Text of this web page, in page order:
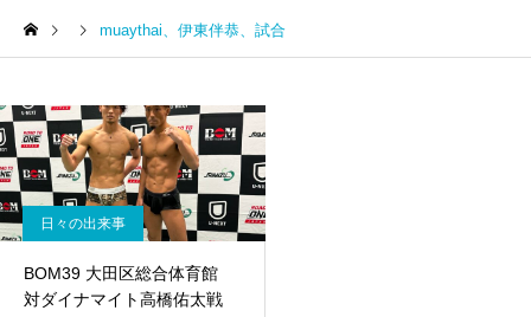
キックボクシングで本当に
が消費カロリーと週の回数
で答えます
muaythai、伊東伴恭、試合
日々の出来事
BOM39 大田区総合体育館
対ダイナマイト高橋佑太戦